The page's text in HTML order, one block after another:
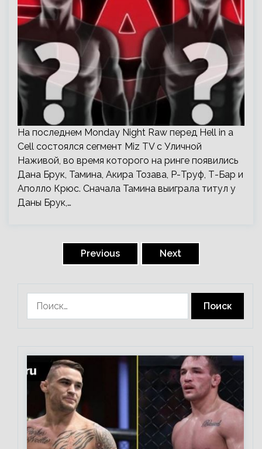
На последнем Monday Night Raw перед Hell in a
Cell состоялся сегмент Miz TV с Уличной
Наживой, во время которого на ринге появились
Дана Брук, Тамина, Акира Тозава, Р-Труф, Т-Бар и
Аполло Крюс. Сначала Тамина выиграла титул у
Даны Брук,…
Previous Next